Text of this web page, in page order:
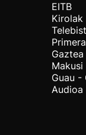
EITB
Kirolak
Gaztea
Makusi
Guau -
Audioa